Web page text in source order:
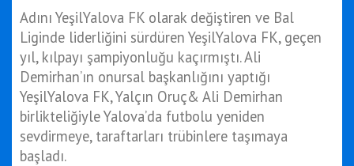
Adını YeşilYalova FK olarak değiştiren ve Bal
Liginde liderliğini sürdüren YeşilYalova FK, geçen
yıl, kılpayı şampiyonluğu kaçırmıştı. Ali
Demirhan’ın onursal başkanlığını yaptığı
YeşilYalova FK, Yalçın Oruç& Ali Demirhan
birlikteliğiyle Yalova’da futbolu yeniden
sevdirmeye, taraftarları trübinlere taşımaya
başladı.